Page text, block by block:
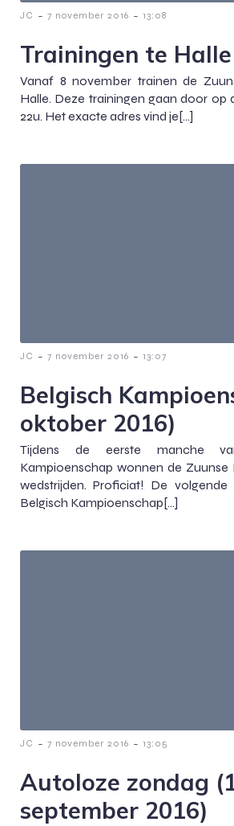
JC - 7 november 2016 - 13:08
Trainingen te Halle
Vanaf 8 november trainen de
Halle. Deze trainingen gaan door op
22u. Het exacte adres vind je[…]
JC - 7 november 2016 - 13:07
Belgisch
oktober 2016)
Tijdens de eerste manche
Kampioenschap wonnen de Zuunse
wedstrijden. Proficiat! De
Belgisch Kampioenschap[…]
JC - 7 november 2016 - 13:05
Autoloze zondag
september 2016)